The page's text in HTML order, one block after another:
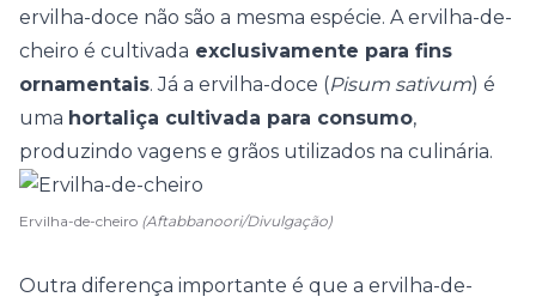
ervilha-doce não são a mesma espécie. A ervilha-de-
cheiro é cultivada exclusivamente para fins
ornamentais. Já a ervilha-doce (Pisum sativum) é
uma hortaliça cultivada para consumo,
produzindo vagens e grãos utilizados na culinária.
Ervilha-de-cheiro (Aftabbanoori/Divulgação)
Outra diferença importante é que a ervilha-de-